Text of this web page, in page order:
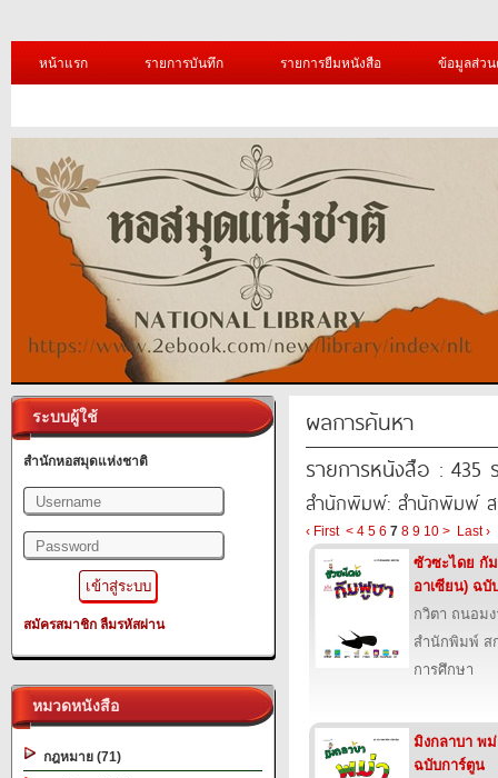
หน้าแรก รายการบันทึก รายการยืมหนังสือ ข้อมูลส่ว
ระบบผู้ใช้
สำนักหอสมุดแห่งชาติ
สมัครสมาชิก ลืมรหัสผ่าน
หมวดหนังสือ
กฎหมาย (71)
ผลการค้นหา
รายการหนังสือ : 435
สำนักพิมพ์: สำนักพิมพ์ ส
‹ First < 4 5 6 7 8 9 10 > Last ›
ซัวซะไดย กั
อาเซียน) ฉบั
กวิตา ถนอม
สำนักพิมพ์ ส
การศึกษา
มิงกลาบา พ
ฉบับการ์ตูน